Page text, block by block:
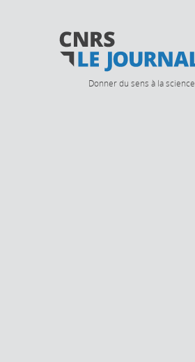
Donner du sens à la science